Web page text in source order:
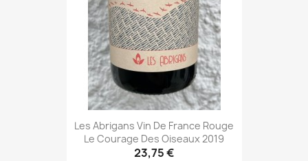
Les Abrigans Vin De France Rouge
Le Courage Des Oiseaux 2019
23,75 €